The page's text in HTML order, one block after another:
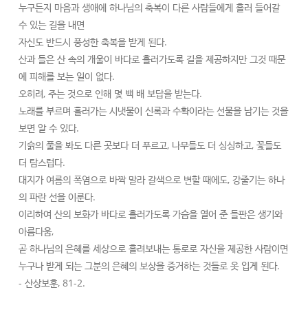
누구든지 마음과 생애에 하나님의 축복이 다른 사람들에게 흘러 들어갈
수 있는 길을 내면
자신도 반드시 풍성한 축복을 받게 된다.
산과 들은 산 속의 개울이 바다로 흘러가도록 길을 제공하지만 그것 때문
에 피해를 보는 일이 없다.
오히려, 주는 것으로 인해 몇 백 배 보답을 받는다.
노래를 부르며 흘러가는 시냇물이 신록과 수확이라는 선물을 남기는 것을
보면 알 수 있다.
기슭의 풀을 봐도 다른 곳보다 더 푸르고, 나무들도 더 싱싱하고, 꽃들도
더 탐스럽다.
대지가 여름의 폭염으로 바짝 말라 갈색으로 변할 때에도, 강줄기는 하나
의 파란 선을 이룬다.
이리하여 산의 보화가 바다로 흘러가도록 가슴을 열어 준 들판은 생기와
아름다움,
곧 하나님의 은혜를 세상으로 흘려보내는 통로로 자신을 제공한 사람이면
누구나 받게 되는 그분의 은혜의 보상을 증거하는 것들로 옷 입게 된다.
- 산상보훈, 81-2.